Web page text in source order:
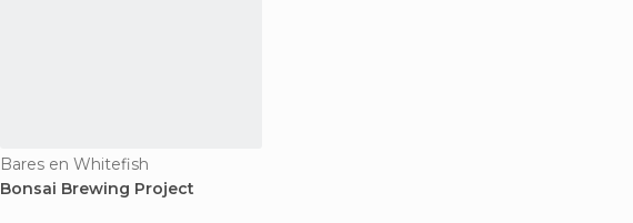
Bares en Whitefish
Bonsai Brewing Project